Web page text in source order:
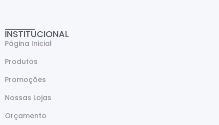
INSTITUCIONAL
Página Inicial
Produtos
Promoções
Nossas Lojas
Orçamento